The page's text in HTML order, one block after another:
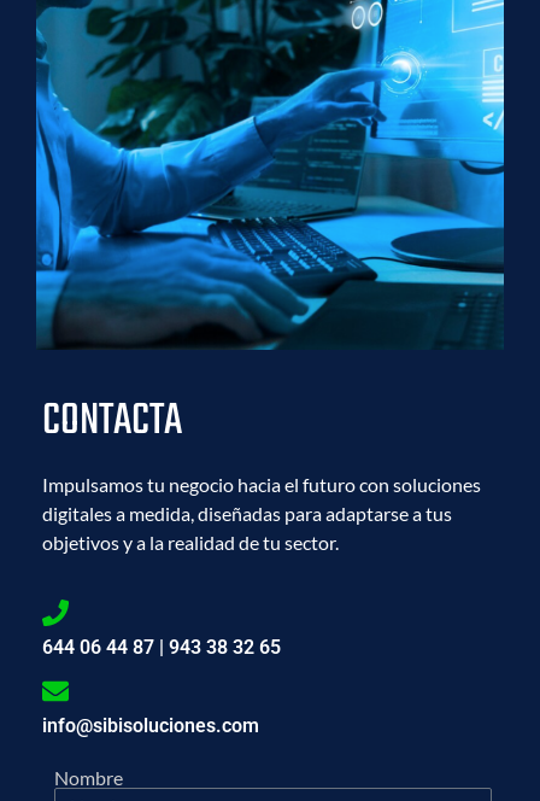
CONTACTA
Impulsamos tu negocio hacia el futuro con soluciones
digitales a medida, diseñadas para adaptarse a tus
objetivos y a la realidad de tu sector.
644 06 44 87 | 943 38 32 65
info@sibisoluciones.com
Nombre